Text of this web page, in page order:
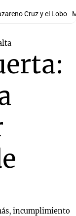
Cruz y el Lobo
incumplimiento